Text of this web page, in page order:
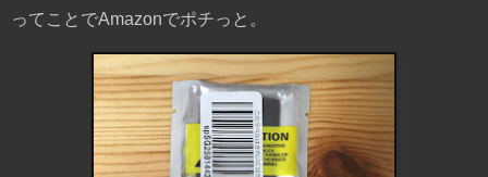
ってことでAmazonでポチっと。